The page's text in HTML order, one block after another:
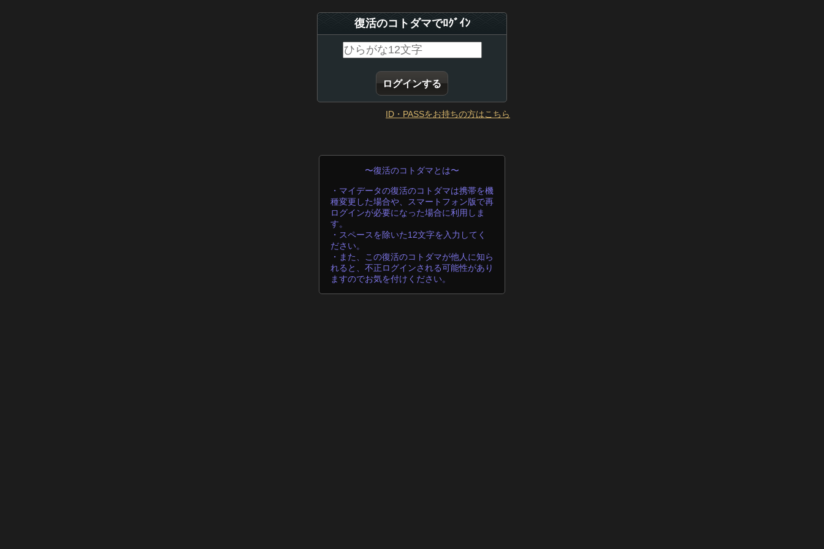
復活のコトダマでﾛｸﾞｲﾝ
ID・PASSをお持ちの方はこちら
〜復活のコトダマとは〜
・マイデータの復活のコトダマは携帯を機
種変更した場合や、スマートフォン版で再
ログインが必要になった場合に利用しま
す。
・スペースを除いた12文字を入力してく
ださい。
・また、この復活のコトダマが他人に知ら
れると、不正ログインされる可能性があり
ますのでお気を付けください。